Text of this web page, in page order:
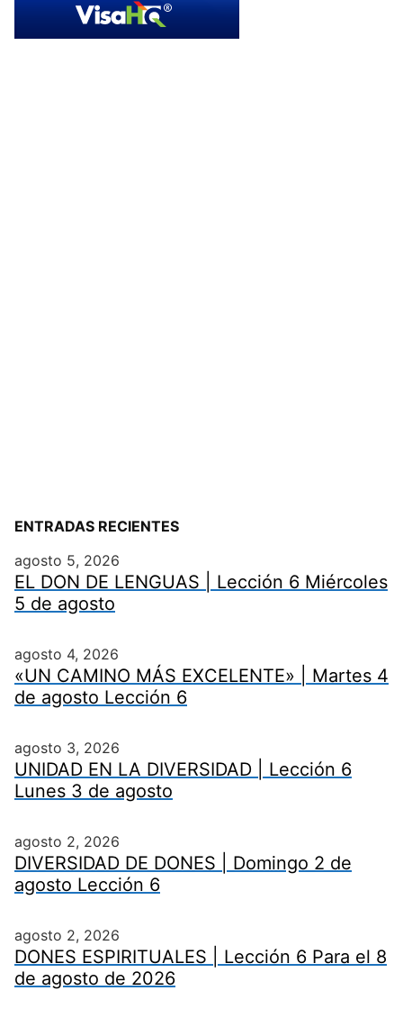
ENTRADAS RECIENTES
agosto 5, 2026
EL DON DE LENGUAS | Lección 6 Miércoles
5 de agosto
agosto 4, 2026
«UN CAMINO MÁS EXCELENTE» | Martes 4
de agosto Lección 6
agosto 3, 2026
UNIDAD EN LA DIVERSIDAD | Lección 6
Lunes 3 de agosto
agosto 2, 2026
DIVERSIDAD DE DONES | Domingo 2 de
agosto Lección 6
agosto 2, 2026
DONES ESPIRITUALES | Lección 6 Para el 8
de agosto de 2026